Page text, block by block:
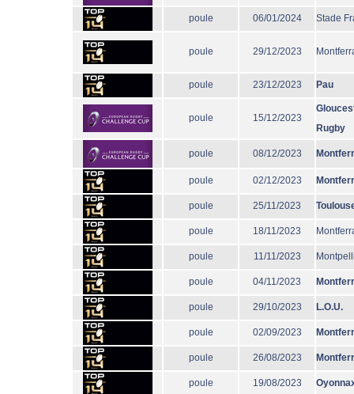
poule 06/01/2024 Stade
poule 29/12/2023
poule 23/12/2023 Pau
poule 15/12/2023
Rugby
poule 08/12/2023
poule 02/12/2023
poule 25/11/2023
poule 18/11/2023
poule 11/11/2023
poule 04/11/2023
poule 29/10/2023 L.O.U.
poule 02/09/2023
poule 26/08/2023
poule 19/08/2023